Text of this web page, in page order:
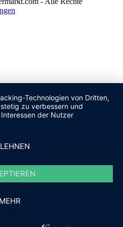
Technologien von Dritten,
zu verbessern und
der Nutzer
MEHR